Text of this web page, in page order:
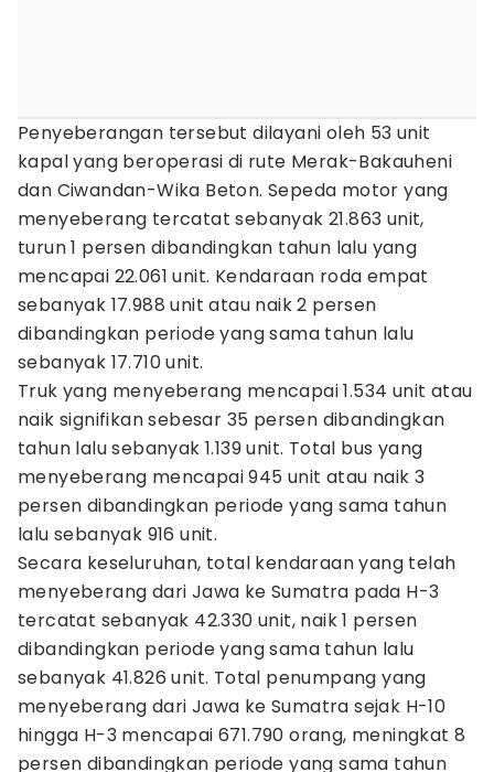
Penyeberangan tersebut dilayani oleh 53 unit
kapal yang beroperasi di rute Merak-Bakauheni
dan Ciwandan-Wika Beton. Sepeda motor yang
menyeberang tercatat sebanyak 21.863 unit,
turun 1 persen dibandingkan tahun lalu yang
mencapai 22.061 unit. Kendaraan roda empat
sebanyak 17.988 unit atau naik 2 persen
dibandingkan periode yang sama tahun lalu
sebanyak 17.710 unit.
Truk yang menyeberang mencapai 1.534 unit atau
naik signifikan sebesar 35 persen dibandingkan
tahun lalu sebanyak 1.139 unit. Total bus yang
menyeberang mencapai 945 unit atau naik 3
persen dibandingkan periode yang sama tahun
lalu sebanyak 916 unit.
Secara keseluruhan, total kendaraan yang telah
menyeberang dari Jawa ke Sumatra pada H-3
tercatat sebanyak 42.330 unit, naik 1 persen
dibandingkan periode yang sama tahun lalu
sebanyak 41.826 unit. Total penumpang yang
menyeberang dari Jawa ke Sumatra sejak H-10
hingga H-3 mencapai 671.790 orang, meningkat 8
persen dibandingkan periode yang sama tahun